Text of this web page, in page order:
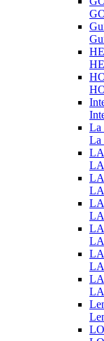
La
La